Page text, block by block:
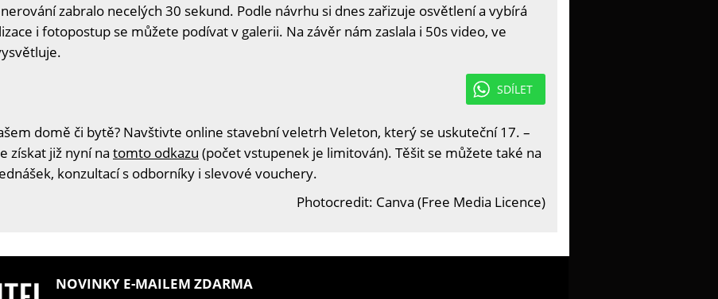
zabralo necelých 30 sekund. Podle návrhu si dnes zařizuje osvětlení a vybírá
i fotopostup se můžete podívat v galerii. Na závěr nám zaslala i 50s video, ve
SDÍLET
domě či bytě? Navštivte online stavební veletrh Veleton, který se uskuteční 17. –
získat již nyní na tomto odkazu (počet vstupenek je limitován). Těšit se můžete také na
konzultací s odborníky i slevové vouchery.
Photocredit: Canva (Free Media Licence)
NOVINKY E-MAILEM ZDARMA